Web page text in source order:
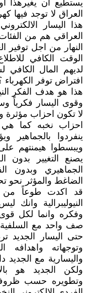
يستطيع ان يغيرهذا
العراق لا توجد فيها
هذا اليسار
العراقي هم من
النهار من اجل توفير
الوقت الكافي
لديهم المال الكافي
افتراض توفر الكهرباء
هذا هو هدف الفكر
وقوى اليسار فكرياً
لا تكون احزاب مؤثرة
احزاب نخبه كما هي
ينفردوا بالجماهير
ويبسطوا هيمنتهم
يصنع التغيير بدون
الجماهيري وبدون
الضاغط والمؤثر نحو
قد اكدت طوعاً من
النيوليبرالية
وفكره وانما لكل
صف واحد مع السلفية
حتى اليسار الجديد
وتوجهاته واهدافه
واليسارية مع الجديد
ولكن الجديد هو
وتطويره حسب ظروف